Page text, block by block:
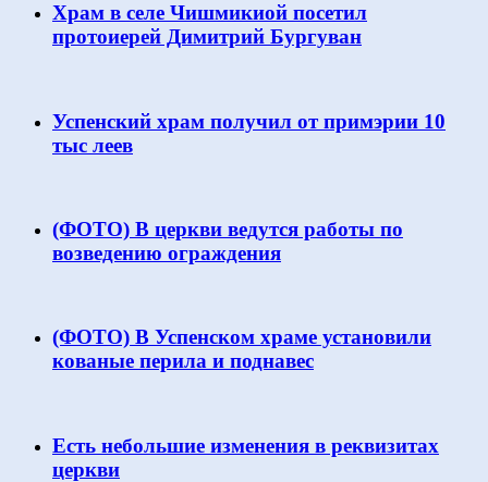
Храм в селе Чишмикиой посетил
протоиерей Димитрий Бургуван
Успенский храм получил от примэрии 10
тыс леев
(ФОТО) В церкви ведутся работы по
возведению ограждения
(ФОТО) В Успенском храме установили
кованые перила и поднавес
Есть небольшие изменения в реквизитах
церкви